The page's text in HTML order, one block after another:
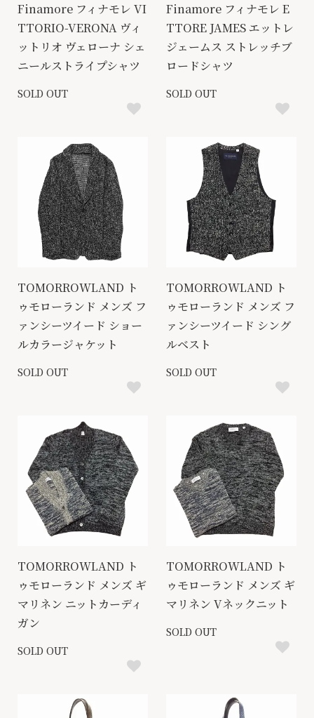
Finamore フィナモレ VI
TTORIO-VERONA ヴィ
ットリオ ヴェローナ シェ
ニールストライプシャツ
SOLD OUT
Finamore フィナモレ E
TTORE JAMES エットレ
ジェームス ストレッチブ
ロードシャツ
SOLD OUT
TOMORROWLAND ト
ゥモローランド メンズ フ
ァンシーツイード ショー
ルカラージャケット
SOLD OUT
TOMORROWLAND ト
ゥモローランド メンズ フ
ァンシーツイード シング
ルベスト
SOLD OUT
TOMORROWLAND ト
ゥモローランド メンズ ギ
マリネン ニットカーディ
ガン
SOLD OUT
TOMORROWLAND ト
ゥモローランド メンズ ギ
マリネン Vネックニット
SOLD OUT